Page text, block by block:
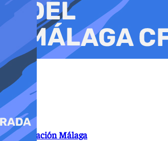
Despoblación Málaga